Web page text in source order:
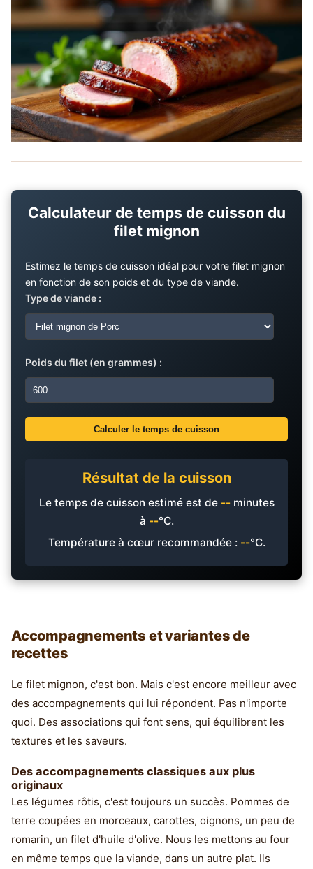
Calculateur de temps de cuisson du
filet mignon
Estimez le temps de cuisson idéal pour votre filet mignon
en fonction de son poids et du type de viande.
Type de viande :
Poids du filet (en grammes) :
Calculer le temps de cuisson
Résultat de la cuisson
Le temps de cuisson estimé est de --minutes
à --°C.
Température à cœur recommandée : --°C.
Accompagnements et variantes de
recettes
Le filet mignon, c'est bon. Mais c'est encore meilleur avec
des accompagnements qui lui répondent. Pas n'importe
quoi. Des associations qui font sens, qui équilibrent les
textures et les saveurs.
Des accompagnements classiques aux plus
originaux
Les légumes rôtis, c'est toujours un succès. Pommes de
terre coupées en morceaux, carottes, oignons, un peu de
romarin, un filet d'huile d'olive. Nous les mettons au four
en même temps que la viande, dans un autre plat. Ils